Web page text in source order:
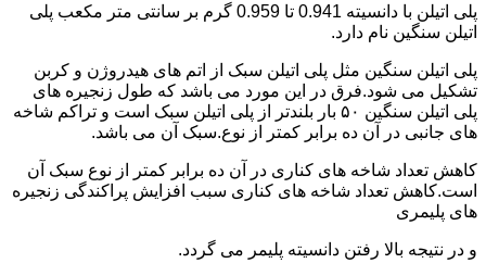
پلی اتیلن با دانسیته 0.941 تا 0.959 گرم بر سانتی متر مکعب پلی
اتیلن سنگین نام دارد.
پلی اتیلن سنگین مثل پلی اتیلن سبک از اتم های هیدروژن و کربن
تشکیل می شود.فرق در این مورد می باشد که طول زنجیره های
پلی اتیلن سنگین ۵۰ بار بلندتر از پلی اتیلن سبک است و تراکم شاخه
های جانبی در آن ده برابر کمتر از نوع.سبک آن می باشد.
کاهش تعداد شاخه های کناری در آن ده برابر کمتر از نوع سبک آن
است.کاهش تعداد شاخه های کناری سبب افزایش پراکندگی زنجیره
های پلیمری
و در نتیجه بالا رفتن دانسیته پلیمر می گردد.